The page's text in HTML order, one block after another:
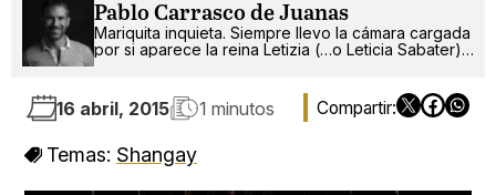
Pablo Carrasco de Juanas
Mariquita inquieta. Siempre llevo la cámara cargada
por si aparece la reina Letizia (…o Leticia Sabater).
16 abril, 2015 1 minutos
Temas: Shangay